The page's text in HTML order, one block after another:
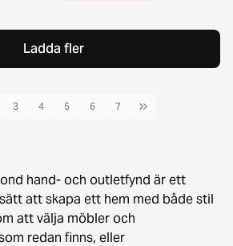
Ladda fler
3 4 5 6 7
hand- och outletfynd är ett
att skapa ett hem med både stil
att välja möbler och
redan finns, eller